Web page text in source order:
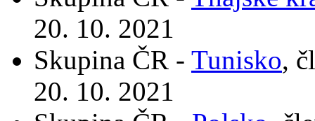
20. 10. 2021
Skupina ČR - Tunisko,
20. 10. 2021